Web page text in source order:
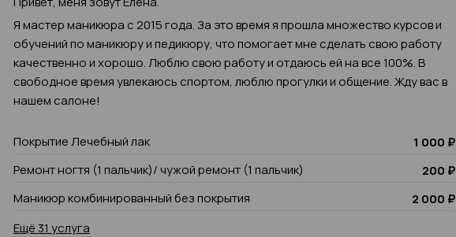
Я мастер маникюра с 2015 года. За это время я прошла множество курсов и
обучений по маникюру и педикюру, что помогает мне сделать свою работу
качественно и хорошо. Люблю свою работу и отдаюсь ей на все 100%. В
свободное время увлекаюсь спортом, люблю прогулки и общение. Жду вас в
нашем салоне!
Покрытие Лечебный лак
1 000 ₽
Ремонт ногтя (1 пальчик)/ чужой ремонт (1 пальчик)
200 ₽
Маникюр комбинированный без покрытия
2 000 ₽
Ещё 31 услуга